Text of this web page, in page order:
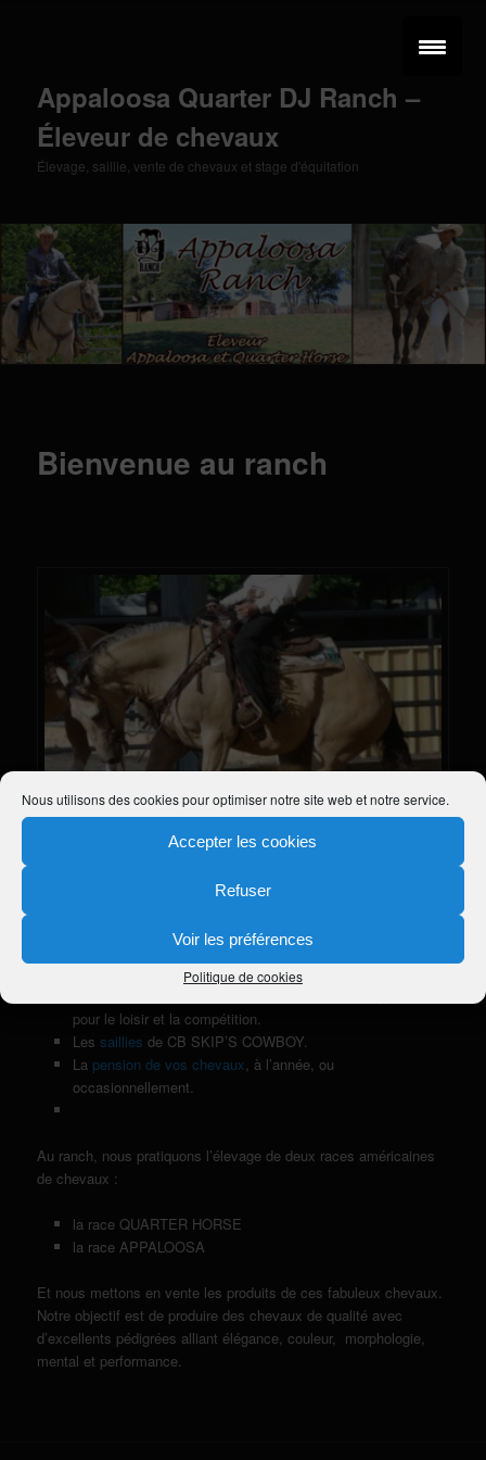
Nous utilisons des cookies pour optimiser notre site web et notre service.
Accepter les cookies
Refuser
Voir les préférences
Politique de cookies
Appaloosa Quarter DJ Ranch –
Éleveur de chevaux
Élevage, saillie, vente de chevaux et stage d'équitation
Bienvenue au ranch
30 km de Lorient, le DJ APPALOOSA RANCH vous propose :
pour le loisir et la compétition.
Les saillies de CB SKIPʼS COWBOY.
La pension de vos chevaux, à l’année, ou
occasionnellement.
Au ranch, nous pratiquons l’élevage de deux races américaines
de chevaux :
la race QUARTER HORSE
la race APPALOOSA
Et nous mettons en vente les produits de ces fabuleux chevaux.
Notre objectif est de produire des chevaux de qualité avec
d’excellents pédigrées alliant élégance, couleur, morphologie,
mental et performance.